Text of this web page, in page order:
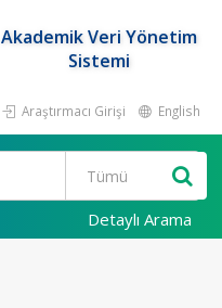
Akademik Veri Yönetim
Sistemi
Araştırmacı Girişi English
Detaylı Arama